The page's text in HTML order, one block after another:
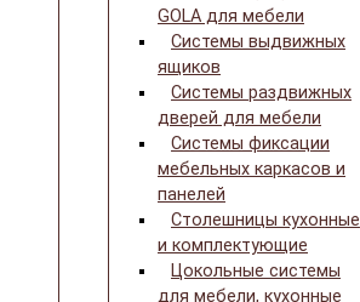
GOLA для мебели
Системы выдвижных
ящиков
Системы раздвижных
дверей для мебели
Системы фиксации
мебельных каркасов и
панелей
Столешницы кухонные
и комплектующие
Цокольные системы
для мебели, кухонные